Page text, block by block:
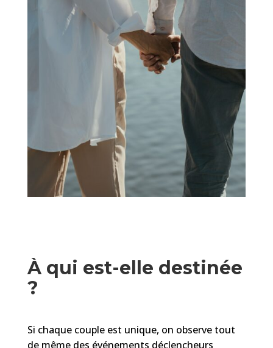
À qui est-elle destinée
?
Si chaque couple est unique, on observe tout
de même des événements déclencheurs